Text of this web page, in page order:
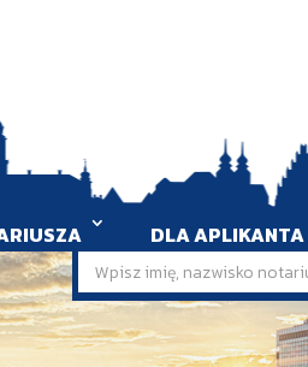
DLA APLIKANTA